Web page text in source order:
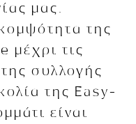
μας.
της
μέχρι τις
συλλογής
της Easy-
είναι